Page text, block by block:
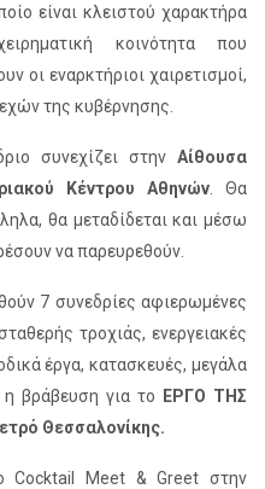
είναι κλειστού χαρακτήρα
κοινότητα που
οι εναρκτήριοι χαιρετισμοί,
της κυβέρνησης.
συνεχίζει στην Αίθουσα
Κέντρου Αθηνών . Θα
θα μεταδίδεται και μέσω
να παρευρεθούν.
7 συνεδρίες αφιερωμένες
τροχιάς, ενεργειακές
έργα, κατασκευές, μεγάλα
βράβευση για το
ΕΡΓΟ ΤΗΣ
Θεσσαλονίκης.
Cocktail Meet & Greet στην